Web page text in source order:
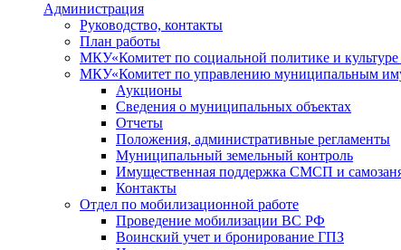
Администрация
Руководство, контакты
План работы
МКУ«Комитет по социальной политике и
МКУ«Комитет по управлению муниципальным
Аукционы
Сведения о муниципальных объектах
Отчеты
Положения, административные регламенты
Муниципальный земельный контроль
Имущественная поддержка СМСП и
Контакты
Отдел по мобилизационной работе
Проведение мобилизации ВС РФ
Воинский учет и бронирование ГПЗ